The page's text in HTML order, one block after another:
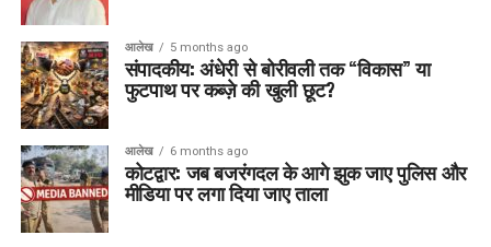
आलेख 5 months ago
संपादकीय: अंधेरी से बोरीवली तक “विकास” या
फुटपाथ पर कब्ज़े की खुली छूट?
आलेख 6 months ago
कोटद्वार: जब बजरंगदल के आगे झुक जाए पुलिस और
मीडिया पर लगा दिया जाए ताला